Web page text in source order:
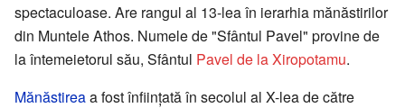
spectaculoase. Are rangul al 13-lea în ierarhia mănăstirilor
din Muntele Athos. Numele de "Sfântul Pavel" provine de
la întemeietorul său, Sfântul Pavel de la Xiropotamu.
Mănăstireaa fost înființată în secolul al X-lea de către